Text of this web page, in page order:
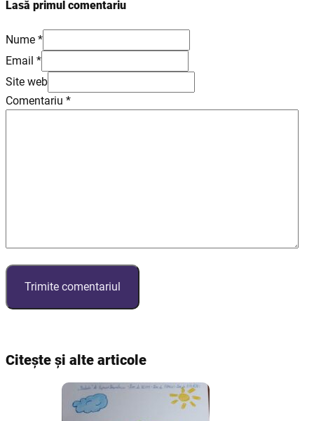
Lasă primul comentariu
Nume *
Email *
Site web
Comentariu *
Citește și alte articole